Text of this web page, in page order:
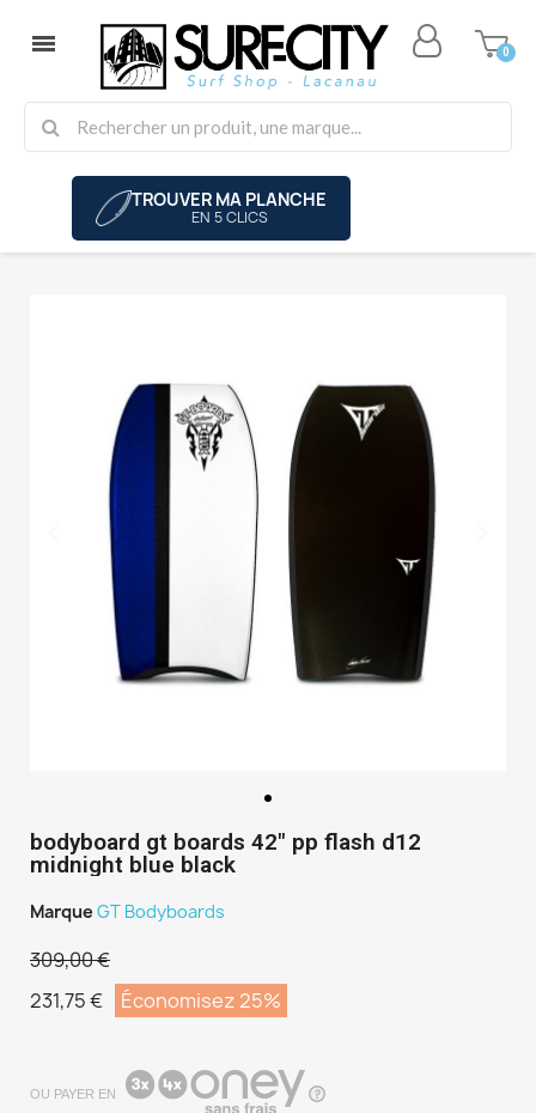
TROUVER MA PLANCHE
EN 5 CLICS
bodyboard gt boards 42" pp flash d12
midnight blue black
Marque GT Bodyboards
309,00 €
231,75 €
Économisez 25%
OU PAYER EN